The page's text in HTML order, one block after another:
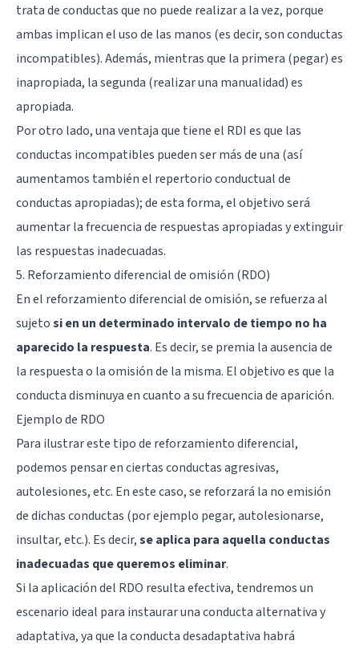
trata de conductas que no puede realizar a la vez, porque
ambas implican el uso de las manos (es decir, son conductas
incompatibles). Además, mientras que la primera (pegar) es
inapropiada, la segunda (realizar una manualidad) es
apropiada.
Por otro lado, una ventaja que tiene el RDI es que las
conductas incompatibles pueden ser más de una (así
aumentamos también el repertorio conductual de
conductas apropiadas); de esta forma, el objetivo será
aumentar la frecuencia de respuestas apropiadas y extinguir
las respuestas inadecuadas.
5. Reforzamiento diferencial de omisión (RDO)
En el reforzamiento diferencial de omisión, se refuerza al
sujetosi en un determinado intervalo de tiempo no ha
aparecido la respuesta. Es decir, se premia la ausencia de
la respuesta o la omisión de la misma. El objetivo es que la
conducta disminuya en cuanto a su frecuencia de aparición.
Ejemplo de RDO
Para ilustrar este tipo de reforzamiento diferencial,
podemos pensar en ciertas conductas agresivas,
autolesiones, etc. En este caso, se reforzará la no emisión
de dichas conductas (por ejemplo pegar, autolesionarse,
insultar, etc.). Es decir,se aplica para aquella conductas
inadecuadas que queremos eliminar.
Si la aplicación del RDO resulta efectiva, tendremos un
escenario ideal para instaurar una conducta alternativa y
adaptativa, ya que la conducta desadaptativa habrá